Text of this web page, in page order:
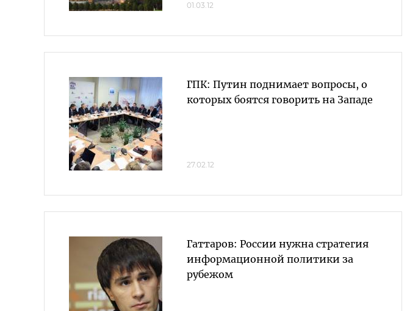
01.03.12
ГПК: Путин поднимает вопросы, о
которых боятся говорить на Западе
27.02.12
Гаттаров: России нужна стратегия
информационной политики за
рубежом